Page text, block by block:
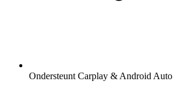
Ondersteunt Carplay & Android Auto